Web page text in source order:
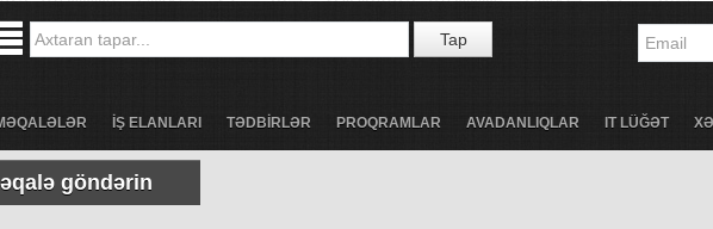
Tap
İŞ ELANLARI TƏDBİRLƏR PROQRAMLAR AVADANLIQLAR IT LÜĞƏT
göndərin